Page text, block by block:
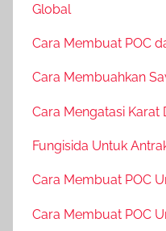
Global
Cara Membuat POC
Cara Membuahkan
Cara Mengatasi Karat
Fungisida Untuk
Cara Membuat POC
Cara Membuat POC